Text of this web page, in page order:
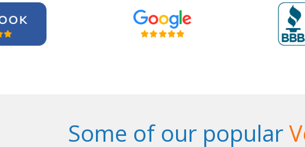
Some of our popular